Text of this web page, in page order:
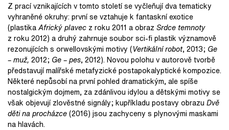
Z prací vznikajících v tomto století se vyčleňují dva tematicky
vyhraněné okruhy: první se vztahuje k fantaskní exotice
(plastikaAfrický plavec z roku 2011 a obraz Srdce temnoty
z roku 2012) a druhý zahrnuje soubor sci-fi plastik významově
rezonujících s orwellovskými motivy (Vertikální robot, 2013; Ge
– muž, 2012; Ge – pes, 2012). Novou polohu v autorově tvorbě
představují malířské metafyzické postapokalyptické kompozice.
Některé nepůsobí na první pohled dramatickým, ale spíše
nostalgickým dojmem, za zdánlivou idylou a dětskými motivy se
však objevují zlověstné signály; kupříkladu postavy obrazu Dvě
děti na procházce(2016) jsou zachyceny s plynovými maskami
na hlavách.